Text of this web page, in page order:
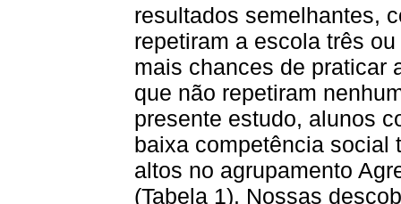
resultados semelhantes,
repetiram a escola três
mais chances de praticar
que não repetiram
presente estudo, alunos
baixa competência social
altos no agrupamento
(Tabela 1). Nossas